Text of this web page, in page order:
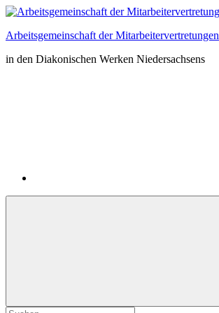
Zum
springen
Arbeitsgemeinschaft der Mitarbeitervertretungen
in den Diakonischen Werken Niedersachsens
Suchformular